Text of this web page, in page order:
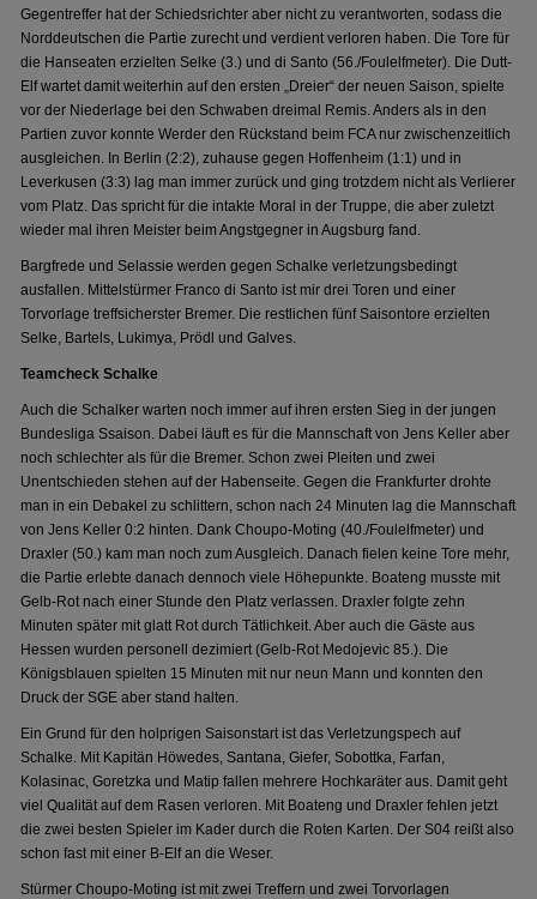
Gegentreffer hat der Schiedsrichter aber nicht zu verantworten, sodass die
Norddeutschen die Partie zurecht und verdient verloren haben. Die Tore für
die Hanseaten erzielten Selke (3.) und di Santo (56./Foulelfmeter). Die Dutt-
Elf wartet damit weiterhin auf den ersten „Dreier“ der neuen Saison, spielte
vor der Niederlage bei den Schwaben dreimal Remis. Anders als in den
Partien zuvor konnte Werder den Rückstand beim FCA nur zwischenzeitlich
ausgleichen. In Berlin (2:2), zuhause gegen Hoffenheim (1:1) und in
Leverkusen (3:3) lag man immer zurück und ging trotzdem nicht als Verlierer
vom Platz. Das spricht für die intakte Moral in der Truppe, die aber zuletzt
wieder mal ihren Meister beim Angstgegner in Augsburg fand.
Bargfrede und Selassie werden gegen Schalke verletzungsbedingt
ausfallen. Mittelstürmer Franco di Santo ist mir drei Toren und einer
Torvorlage treffsicherster Bremer. Die restlichen fünf Saisontore erzielten
Selke, Bartels, Lukimya, Prödl und Galves.
Teamcheck Schalke
Auch die Schalker warten noch immer auf ihren ersten Sieg in der jungen
Bundesliga Ssaison. Dabei läuft es für die Mannschaft von Jens Keller aber
noch schlechter als für die Bremer. Schon zwei Pleiten und zwei
Unentschieden stehen auf der Habenseite. Gegen die Frankfurter drohte
man in ein Debakel zu schlittern, schon nach 24 Minuten lag die Mannschaft
von Jens Keller 0:2 hinten. Dank Choupo-Moting (40./Foulelfmeter) und
Draxler (50.) kam man noch zum Ausgleich. Danach fielen keine Tore mehr,
die Partie erlebte danach dennoch viele Höhepunkte. Boateng musste mit
Gelb-Rot nach einer Stunde den Platz verlassen. Draxler folgte zehn
Minuten später mit glatt Rot durch Tätlichkeit. Aber auch die Gäste aus
Hessen wurden personell dezimiert (Gelb-Rot Medojevic 85.). Die
Königsblauen spielten 15 Minuten mit nur neun Mann und konnten den
Druck der SGE aber stand halten.
Ein Grund für den holprigen Saisonstart ist das Verletzungspech auf
Schalke. Mit Kapitän Höwedes, Santana, Giefer, Sobottka, Farfan,
Kolasinac, Goretzka und Matip fallen mehrere Hochkaräter aus. Damit geht
viel Qualität auf dem Rasen verloren. Mit Boateng und Draxler fehlen jetzt
die zwei besten Spieler im Kader durch die Roten Karten. Der S04 reißt also
schon fast mit einer B-Elf an die Weser.
Stürmer Choupo-Moting ist mit zwei Treffern und zwei Torvorlagen